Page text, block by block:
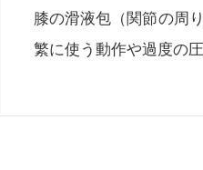
膝の滑液包（関節の周
繁に使う動作や過度の